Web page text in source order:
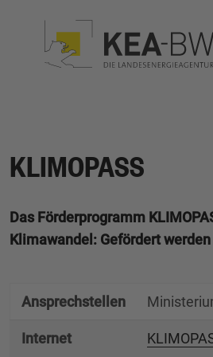
KLIMOPASS
Das Förderprogramm
Klimawandel: Gefördert
Ansprechstellen
Internet